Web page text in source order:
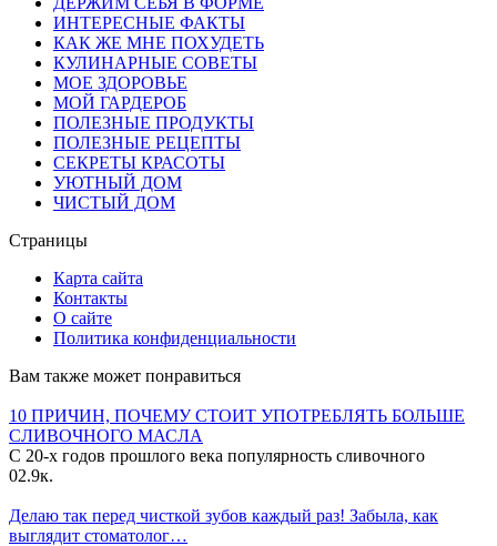
ИНТЕРЕСНЫЕ ФАКТЫ
КАК ЖЕ МНЕ ПОХУДЕТЬ
КУЛИНАРНЫЕ СОВЕТЫ
МОЕ ЗДОРОВЬЕ
МОЙ ГАРДЕРОБ
ПОЛЕЗНЫЕ ПРОДУКТЫ
ПОЛЕЗНЫЕ РЕЦЕПТЫ
СЕКРЕТЫ КРАСОТЫ
УЮТНЫЙ ДОМ
ЧИСТЫЙ ДОМ
Страницы
Карта сайта
Контакты
О сайте
Политика конфиденциальности
Вам также может понравиться
10 ПРИЧИН, ПОЧЕМУ СТОИТ УПОТРЕБЛЯТЬ БОЛЬШЕ
СЛИВОЧНОГО МАСЛА
С 20-х годов прошлого века популярность сливочного
02.9к.
Делаю так перед чисткой зубов каждый раз! Забыла, как
выглядит стоматолог…